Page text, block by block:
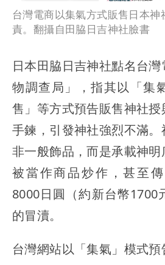
台灣電商以集氣方式販售日本神
責。翻攝自田脇日吉神社臉書
日本田脇日吉神社點名台
物調查局」，指其以「集
售」等方式預告販售神社
手鍊，引發神社強烈不滿
非一般飾品，而是承載神明
被當作商品炒作，甚至
8000日圓（約新台幣1700
的冒瀆。
台灣網站以「集氣」模式預